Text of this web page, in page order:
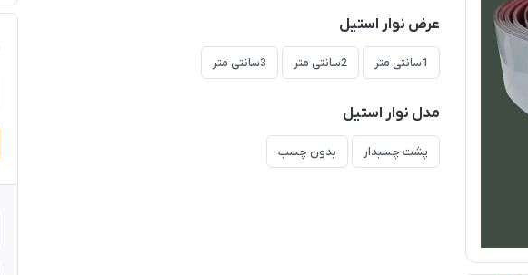
عرض نوار استیل
1سانتی متر 2سانتی متر 3سانتی متر
مدل نوار استیل
پشت چسبدار بدون چسب